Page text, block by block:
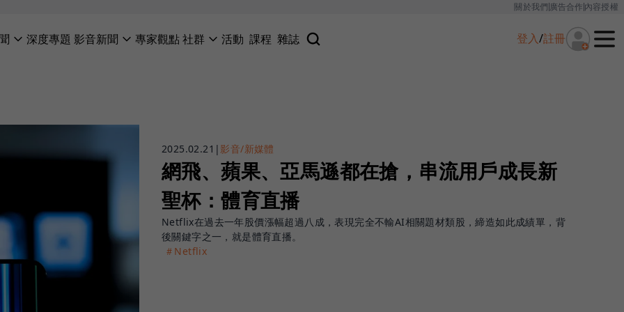
關於我們廣告合作內容授權
深度專題 影音新聞 專家觀點社群 活動 課程 雜誌 登入/註冊
2025.02.21 | 影音/新媒體
網飛、蘋果、亞馬遜都在搶，串流用戶成長新
聖杯：體育直播
Netflix在過去一年股價漲幅超過八成，表現完全不輸AI相關題材類股，締造如此成績單，背
後關鍵字之一，就是體育直播。
＃Netflix